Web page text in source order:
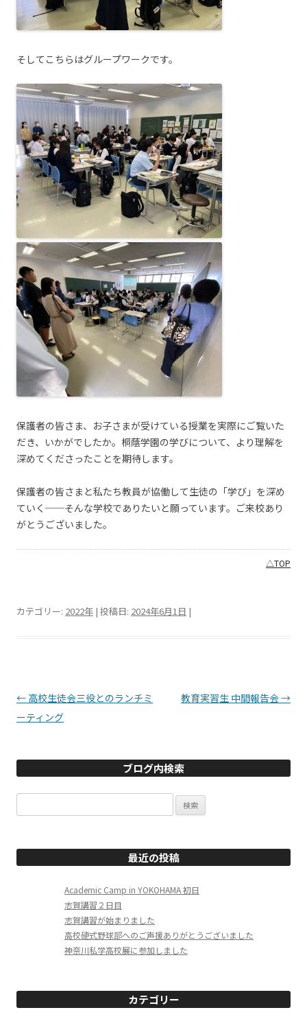
そしてこちらはグループワークです。
保護者の皆さま、お子さまが受けている授業を実際にご覧いた
だき、いかがでしたか。桐蔭学園の学びについて、より理解を
深めてくださったことを期待します。
保護者の皆さまと私たち教員が協働して生徒の「学び」を深め
ていく──そんな学校でありたいと願っています。ご来校あり
がとうございました。
△TOP
カテゴリー: 2022年 | 投稿日: 2024年6月1日 |
投稿ナビゲーション
← 高校生徒会三役とのランチミ
ーティング
教育実習生 中間報告会→
ブログ内検索
索:
最近の投稿
Academic Camp in YOKOHAMA 初日
志賀講習２日目
志賀講習が始まりました
高校硬式野球部へのご声援ありがとうございました
神奈川私学高校展に参加しました
カテゴリー